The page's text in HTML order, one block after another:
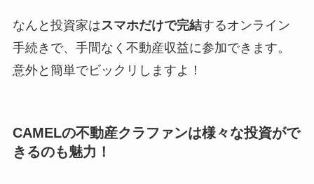
なんと投資家はスマホだけで完結するオンライン
手続きで、手間なく不動産収益に参加できます。
意外と簡単でビックリしますよ！
CAMELの不動産クラファンは様々な投資がで
きるのも魅力！